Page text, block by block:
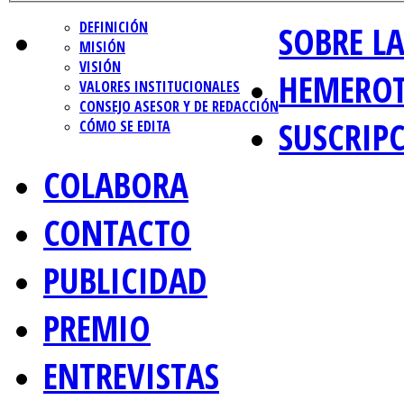
SOBRE
DEFINICIÓN
MISIÓN
VISIÓN
VALORES INSTITUCIONALES
CONSEJO ASESOR Y DE REDACCIÓN
CÓMO SE EDITA
COLABORA
CONTACTO
PUBLICIDAD
PREMIO
ENTREVISTAS